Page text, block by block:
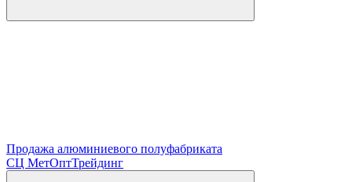
Продажа алюминиевого полуфабриката
СЦ МетОптТрейдинг